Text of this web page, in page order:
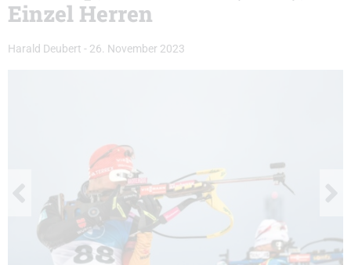
Einzel Herren
Harald Deubert - 26. November 2023